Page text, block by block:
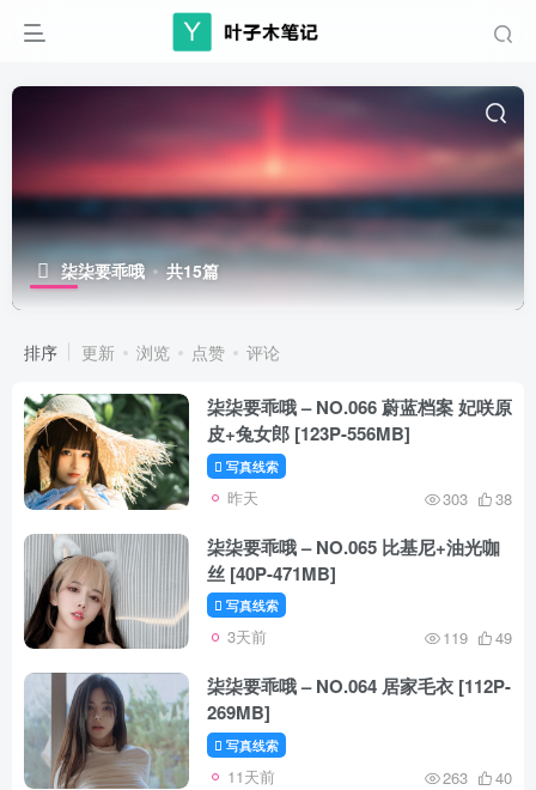
柒柒要乖哦 共15篇
排序 更新 浏览 点赞 评论
柒柒要乖哦 – NO.066 蔚蓝档案 妃咲原
皮+兔女郎 [123P-556MB]
写真线索
昨天 303 38
柒柒要乖哦 – NO.065 比基尼+油光咖
丝 [40P-471MB]
写真线索
3天前 119 49
柒柒要乖哦 – NO.064 居家毛衣 [112P-
269MB]
写真线索
11天前 263 40